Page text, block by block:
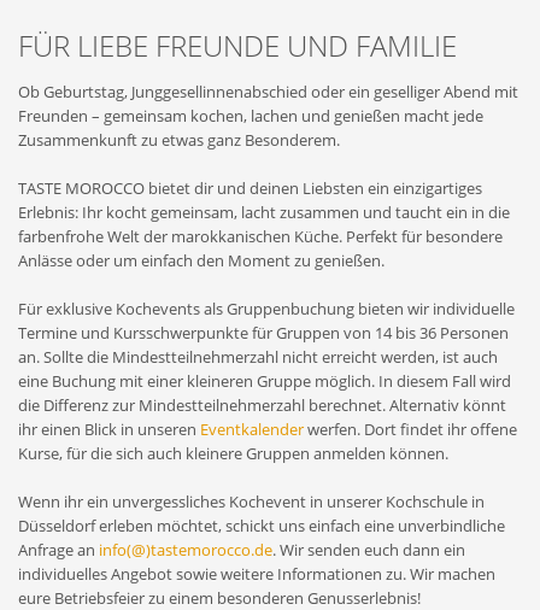
FÜR LIEBE FREUNDE UND FAMILIE
Ob Geburtstag, Junggesellinnenabschied oder ein geselliger Abend mit
Freunden – gemeinsam kochen, lachen und genießen macht jede
Zusammenkunft zu etwas ganz Besonderem.
TASTE MOROCCO bietet dir und deinen Liebsten ein einzigartiges
Erlebnis: Ihr kocht gemeinsam, lacht zusammen und taucht ein in die
farbenfrohe Welt der marokkanischen Küche. Perfekt für besondere
Anlässe oder um einfach den Moment zu genießen.
Für exklusive Kochevents als Gruppenbuchung bieten wir individuelle
Termine und Kursschwerpunkte für Gruppen von 14 bis 36 Personen
an. Sollte die Mindestteilnehmerzahl nicht erreicht werden, ist auch
eine Buchung mit einer kleineren Gruppe möglich. In diesem Fall wird
die Differenz zur Mindestteilnehmerzahl berechnet. Alternativ könnt
ihr einen Blick in unseren Eventkalenderwerfen. Dort findet ihr offene
Kurse, für die sich auch kleinere Gruppen anmelden können.
Wenn ihr ein unvergessliches Kochevent in unserer Kochschule in
Düsseldorf erleben möchtet, schickt uns einfach eine unverbindliche
Anfrage an info(@)tastemorocco.de. Wir senden euch dann ein
individuelles Angebot sowie weitere Informationen zu. Wir machen
eure Betriebsfeier zu einem besonderen Genusserlebnis!